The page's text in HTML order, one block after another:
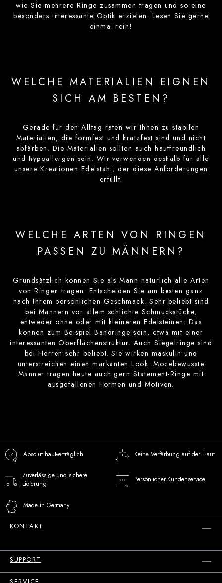
wie Sie mehrere Ringe zusammen tragen und so eine
besonders interessante Optik erzielen. Lesen Sie gerne
einmal rein!
WELCHE MATERIALIEN EIGNEN
SICH AM BESTEN?
Gerade für den Alltag raten wir Ihnen zu stabilen
Materialien, die formfest und kratzfest sind und nicht
abfärben. Die Materialien sollten auch hautfreundlich
und hypoallergen sein. Wir verwenden deshalb für alle
unsere Kreationen Edelstahl, der diese Anforderungen
erfüllt.
WELCHE ARTEN VON RINGEN
PASSEN ZU MÄNNERN?
Grundsätzlich können Sie als Mann natürlich alle Arten
von Ringen tragen. Entscheiden Sie am besten ganz
nach Ihrem persönlichen Geschmack. Sehr beliebt sind
bei Männern vor allem schlichte Schmuckstücke,
entweder ohne oder mit kleineren Edelsteinen. Das
können zum Beispiel Bandringe sein, etwa mit einer
interessanten Oberflächenstruktur. Auch Siegelringe sind
bei Herren sehr beliebt. Sie wirken maskulin und
unterstreichen einen markanten Look. Modebewusste
Männer tragen heute auch gern Statement-Ringe mit
ausgefallenen Formen und Motiven.
Absolut hautverträglich Keine Verfärbung auf der Haut
Zuverlässige und sichere
Lieferung
Persönlicher Kundenservice
Made in Germany
KONTAKT
SUPPORT